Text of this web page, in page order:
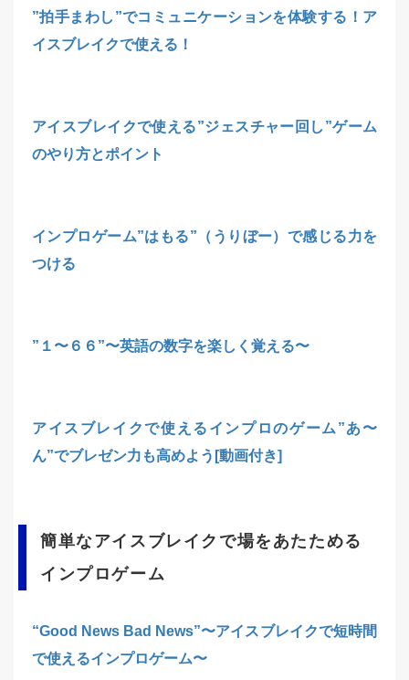
”拍手まわし”でコミュニケーションを体験する！ア
イスブレイクで使える！
アイスブレイクで使える”ジェスチャー回し”ゲーム
のやり方とポイント
インプロゲーム”はもる”（うりぼー）で感じる力を
つける
”１〜６６”〜英語の数字を楽しく覚える〜
アイスブレイクで使えるインプロのゲーム”あ〜
ん”でブレゼン力も高めよう[動画付き]
簡単なアイスブレイクで場をあたためる
インプロゲーム
“Good News Bad News”〜アイスブレイクで短時間
で使えるインプロゲーム〜